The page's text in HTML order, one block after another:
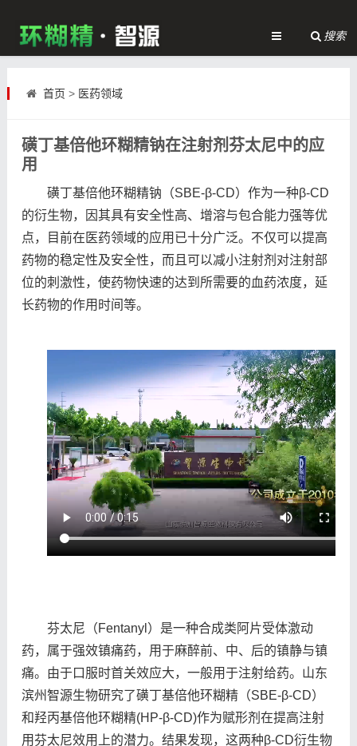
搜索
首页 > 医药领域
磺丁基倍他环糊精钠在注射剂芬太尼中的应
用
磺丁基倍他环糊精钠（SBE-β-CD）作为一种β-CD
的衍生物，因其具有安全性高、增溶与包合能力强等优
点，目前在医药领域的应用已十分广泛。不仅可以提高
药物的稳定性及安全性，而且可以减小注射剂对注射部
位的刺激性，使药物快速的达到所需要的血药浓度，延
长药物的作用时间等。
芬太尼（Fentanyl）是一种合成类阿片受体激动
药，属于强效镇痛药，用于麻醉前、中、后的镇静与镇
痛。由于口服时首关效应大，一般用于注射给药。山东
滨州智源生物研究了磺丁基倍他环糊精（SBE-β-CD）
和羟丙基倍他环糊精(HP-β-CD)作为赋形剂在提高注射
用芬太尼效用上的潜力。结果发现，这两种β-CD衍生物